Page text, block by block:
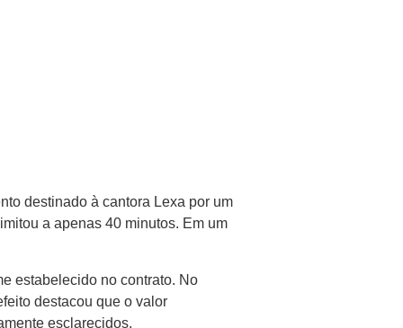
destinado à cantora Lexa por um
a apenas 40 minutos. Em um
estabelecido no contrato. No
destacou que o valor
esclarecidos.